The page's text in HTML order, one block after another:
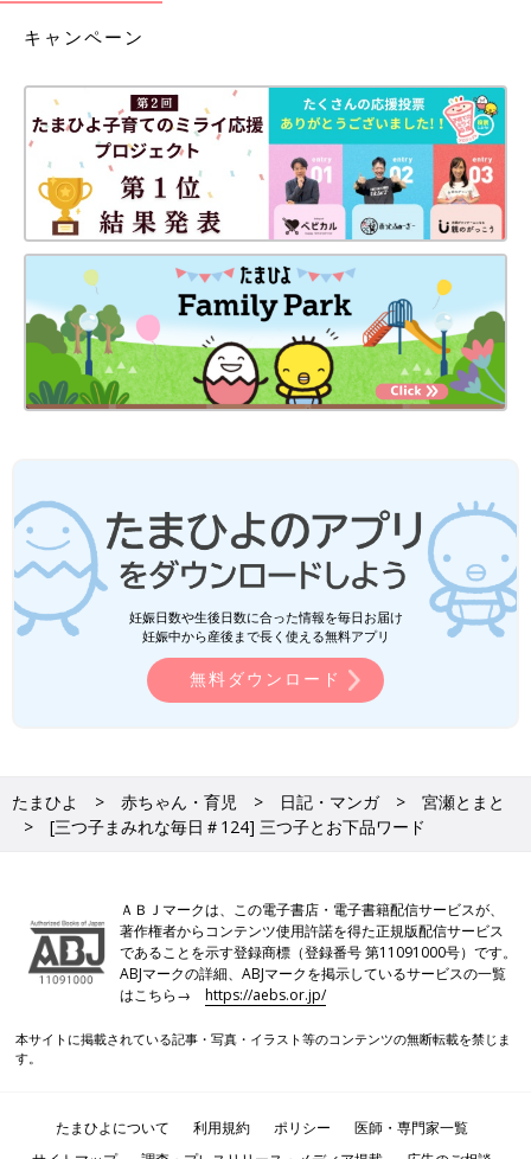
キャンペーン
妊娠日数や生後日数に合った情報を毎日お届け
妊娠中から産後まで長く使える無料アプリ
無料ダウンロード
たまひよ 赤ちゃん・育児 日記・マンガ
宮瀬とまと
[三つ子まみれな毎日＃124] 三つ子とお下品ワード
ＡＢＪマークは、この電子書店・電子書籍配信サービスが、
著作権者からコンテンツ使用許諾を得た正規版配信サービス
であることを示す登録商標（登録番号 第11091000号）です。
ABJマークの詳細、ABJマークを掲示しているサービスの一覧
はこちら→https://aebs.or.jp/
本サイトに掲載されている記事・写真・イラスト等のコンテンツの無断転載を禁じま
す。
たまひよについて 利用規約 ポリシー
医師・専門家一覧